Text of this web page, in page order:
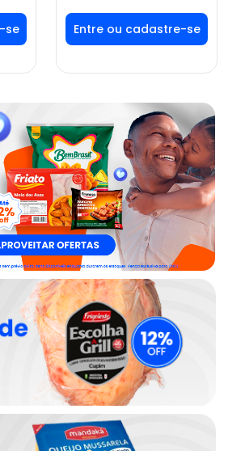
Faça seu login ou
cadastre-se para
ver preços e